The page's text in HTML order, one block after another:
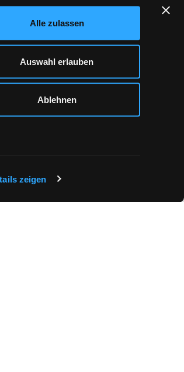
zeigen
Alle zulassen
Auswahl erlauben
Ablehnen
meiner
Marketings
Kontakte) angegeben
Jahre beträgt